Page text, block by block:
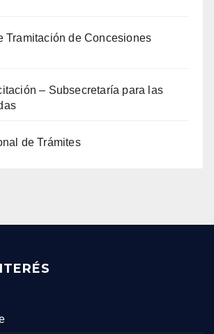
Tramitación de Concesiones
– Subsecretaría para las
de Trámites